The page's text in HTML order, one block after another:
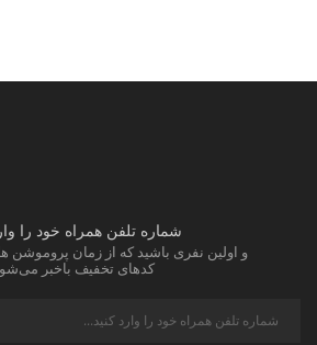
شماره تلفن همراه خود را
و اولین نفری باشید که از زمان پروموشن
کدهای تخفیف باخبر